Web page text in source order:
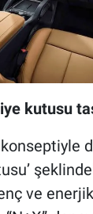
kutusu
ve